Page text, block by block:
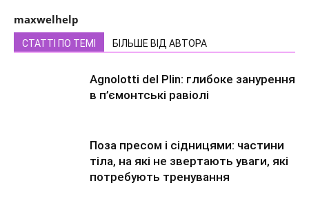
maxwelhelp
СТАТТІ ПО ТЕМІ БІЛЬШЕ ВІД АВТОРА
Agnolotti del Plin: глибоке занурення
в п’ємонтські равіолі
Поза пресом і сідницями: частини
тіла, на які не звертають уваги, які
потребують тренування